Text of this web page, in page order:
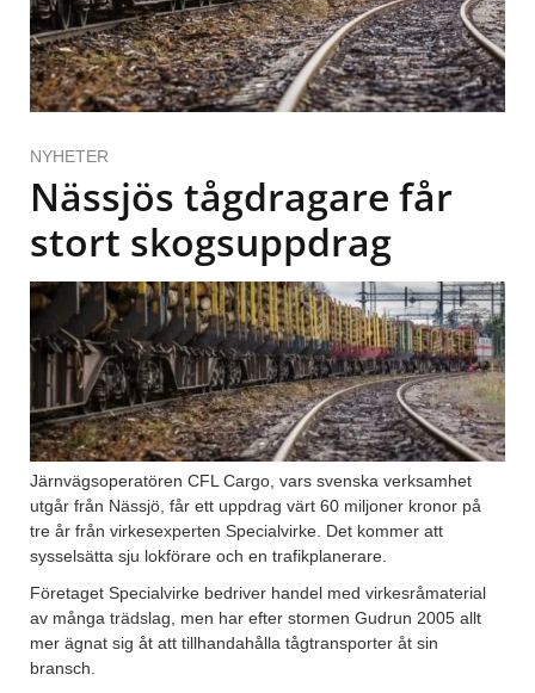
NYHETER
Nässjös tågdragare får
stort skogsuppdrag
Järnvägsoperatören CFL Cargo, vars svenska verksamhet
utgår från Nässjö, får ett uppdrag värt 60 miljoner kronor på
tre år från virkesexperten Specialvirke. Det kommer att
sysselsätta sju lokförare och en trafikplanerare.
Företaget Specialvirke bedriver handel med virkesråmaterial
av många trädslag, men har efter stormen Gudrun 2005 allt
mer ägnat sig åt att tillhandahålla tågtransporter åt sin
bransch.